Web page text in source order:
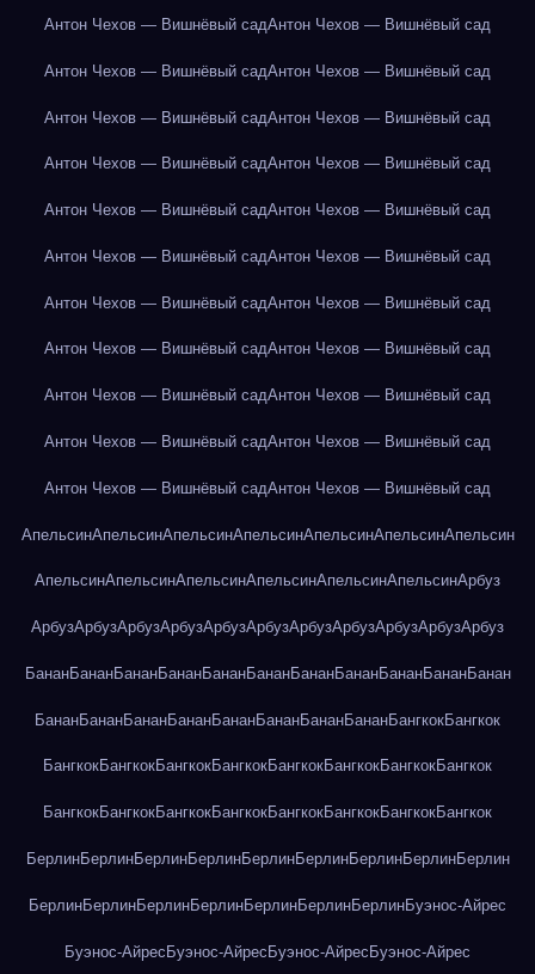
Антон Чехов — Вишнёвый садАнтон Чехов — Вишнёвый сад
Антон Чехов — Вишнёвый садАнтон Чехов — Вишнёвый сад
Антон Чехов — Вишнёвый садАнтон Чехов — Вишнёвый сад
Антон Чехов — Вишнёвый садАнтон Чехов — Вишнёвый сад
Антон Чехов — Вишнёвый садАнтон Чехов — Вишнёвый сад
Антон Чехов — Вишнёвый садАнтон Чехов — Вишнёвый сад
Антон Чехов — Вишнёвый садАнтон Чехов — Вишнёвый сад
Антон Чехов — Вишнёвый садАнтон Чехов — Вишнёвый сад
Антон Чехов — Вишнёвый садАнтон Чехов — Вишнёвый сад
Антон Чехов — Вишнёвый садАнтон Чехов — Вишнёвый сад
Антон Чехов — Вишнёвый садАнтон Чехов — Вишнёвый сад
АпельсинАпельсинАпельсинАпельсинАпельсинАпельсинАпельсин
АпельсинАпельсинАпельсинАпельсинАпельсинАпельсинАрбуз
АрбузАрбузАрбузАрбузАрбузАрбузАрбузАрбузАрбузАрбузАрбуз
БананБананБананБананБананБананБананБананБананБананБанан
БананБананБананБананБананБананБананБананБангкокБангкок
БангкокБангкокБангкокБангкокБангкокБангкокБангкокБангкок
БангкокБангкокБангкокБангкокБангкокБангкокБангкокБангкок
БерлинБерлинБерлинБерлинБерлинБерлинБерлинБерлинБерлин
БерлинБерлинБерлинБерлинБерлинБерлинБерлинБуэнос-Айрес
Буэнос-АйресБуэнос-АйресБуэнос-АйресБуэнос-Айрес